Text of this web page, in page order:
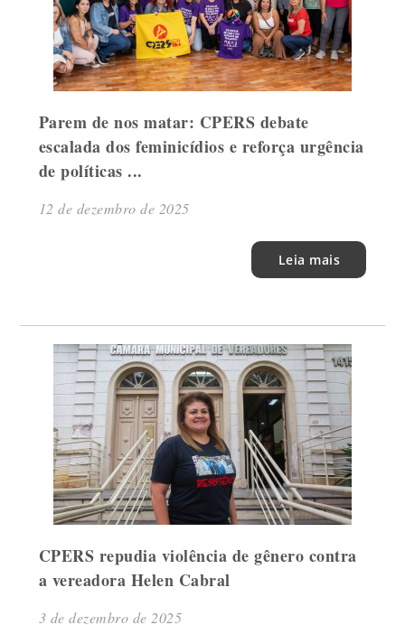
Parem de nos matar: CPERS debate
escalada dos feminicídios e reforça urgência
de políticas ...
12 de dezembro de 2025
Leia mais
CPERS repudia violência de gênero contra
a vereadora Helen Cabral
3 de dezembro de 2025